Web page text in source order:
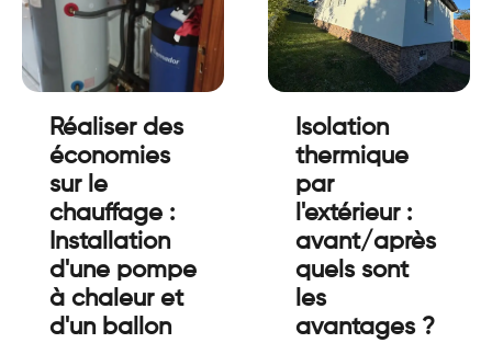
Réaliser des
économies
sur le
chauffage :
Installation
d'une pompe
à chaleur et
d'un ballon
Isolation
thermique
par
l'extérieur :
avant/après
quels sont
les
avantages ?